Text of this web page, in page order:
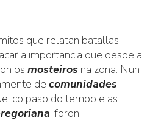
que relatan batallas
a importancia que desde a
os mosteiros na zona. Nun
de comunidades
co paso do tempo e as
, foron